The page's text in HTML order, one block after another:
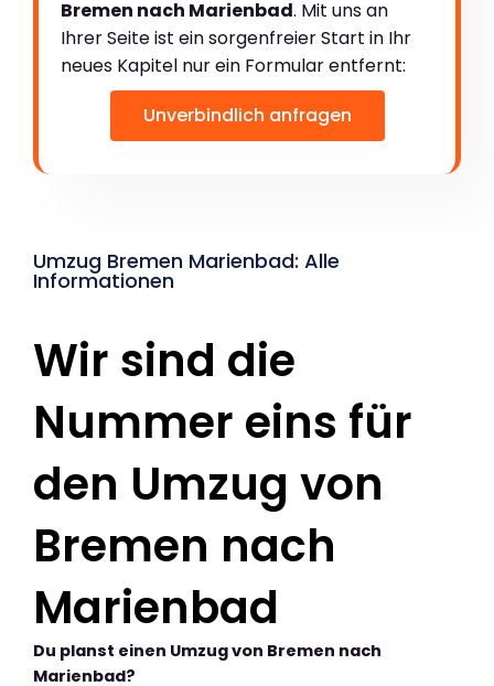
Bremen nach Marienbad. Mit uns an
Ihrer Seite ist ein sorgenfreier Start in Ihr
neues Kapitel nur ein Formular entfernt:
Unverbindlich anfragen
Umzug Bremen Marienbad: Alle
Informationen
Wir sind die
Nummer eins für
den Umzug von
Bremen nach
Marienbad
Du planst einen Umzug von Bremen nach
Marienbad?